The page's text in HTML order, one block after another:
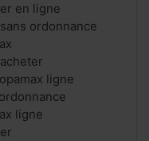
en ligne
ordonnance
ligne
ligne